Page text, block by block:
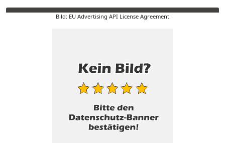
Bild: EU Advertising API License Agreement